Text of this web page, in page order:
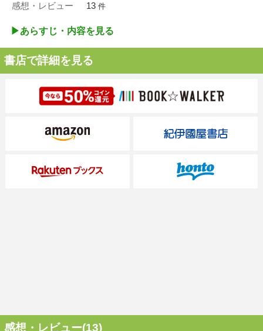
感想・レビュー 13 件
▶︎あらすじ・内容を見る
書店で詳細を見る
感想・レビュー(13)